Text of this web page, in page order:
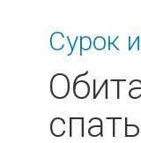
Сурок